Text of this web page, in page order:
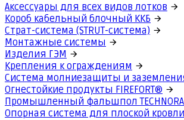
Аксессуары для всех видов лотков
Короб кабельный блочный ККБ
Страт-система (STRUT-система)
Монтажные системы
Изделия ГЭМ
Крепления к ограждениям
Система молниезащиты и заземления
Огнестойкие продукты FIREFORT®
Промышленный фальшпол
Опорная система для плоской кровли